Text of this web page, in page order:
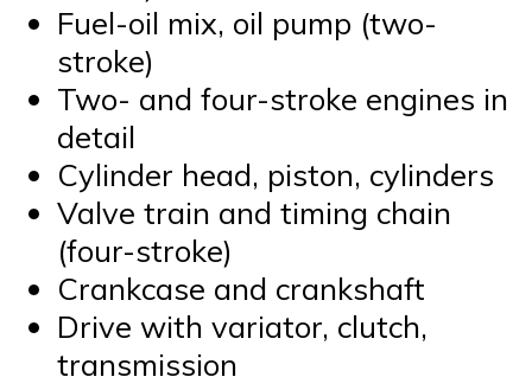
Fuel-oil mix, oil pump (two-
stroke)
Two- and four-stroke engines in
detail
Cylinder head, piston, cylinders
Valve train and timing chain
(four-stroke)
Crankcase and crankshaft
Drive with variator, clutch,
transmission